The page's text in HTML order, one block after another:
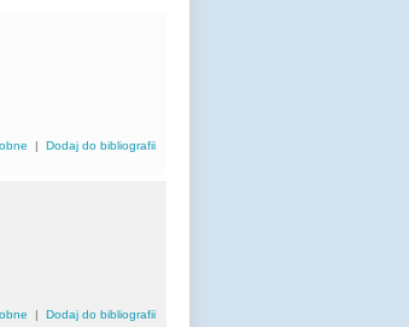
|Dodaj do bibliografii
|Dodaj do bibliografii